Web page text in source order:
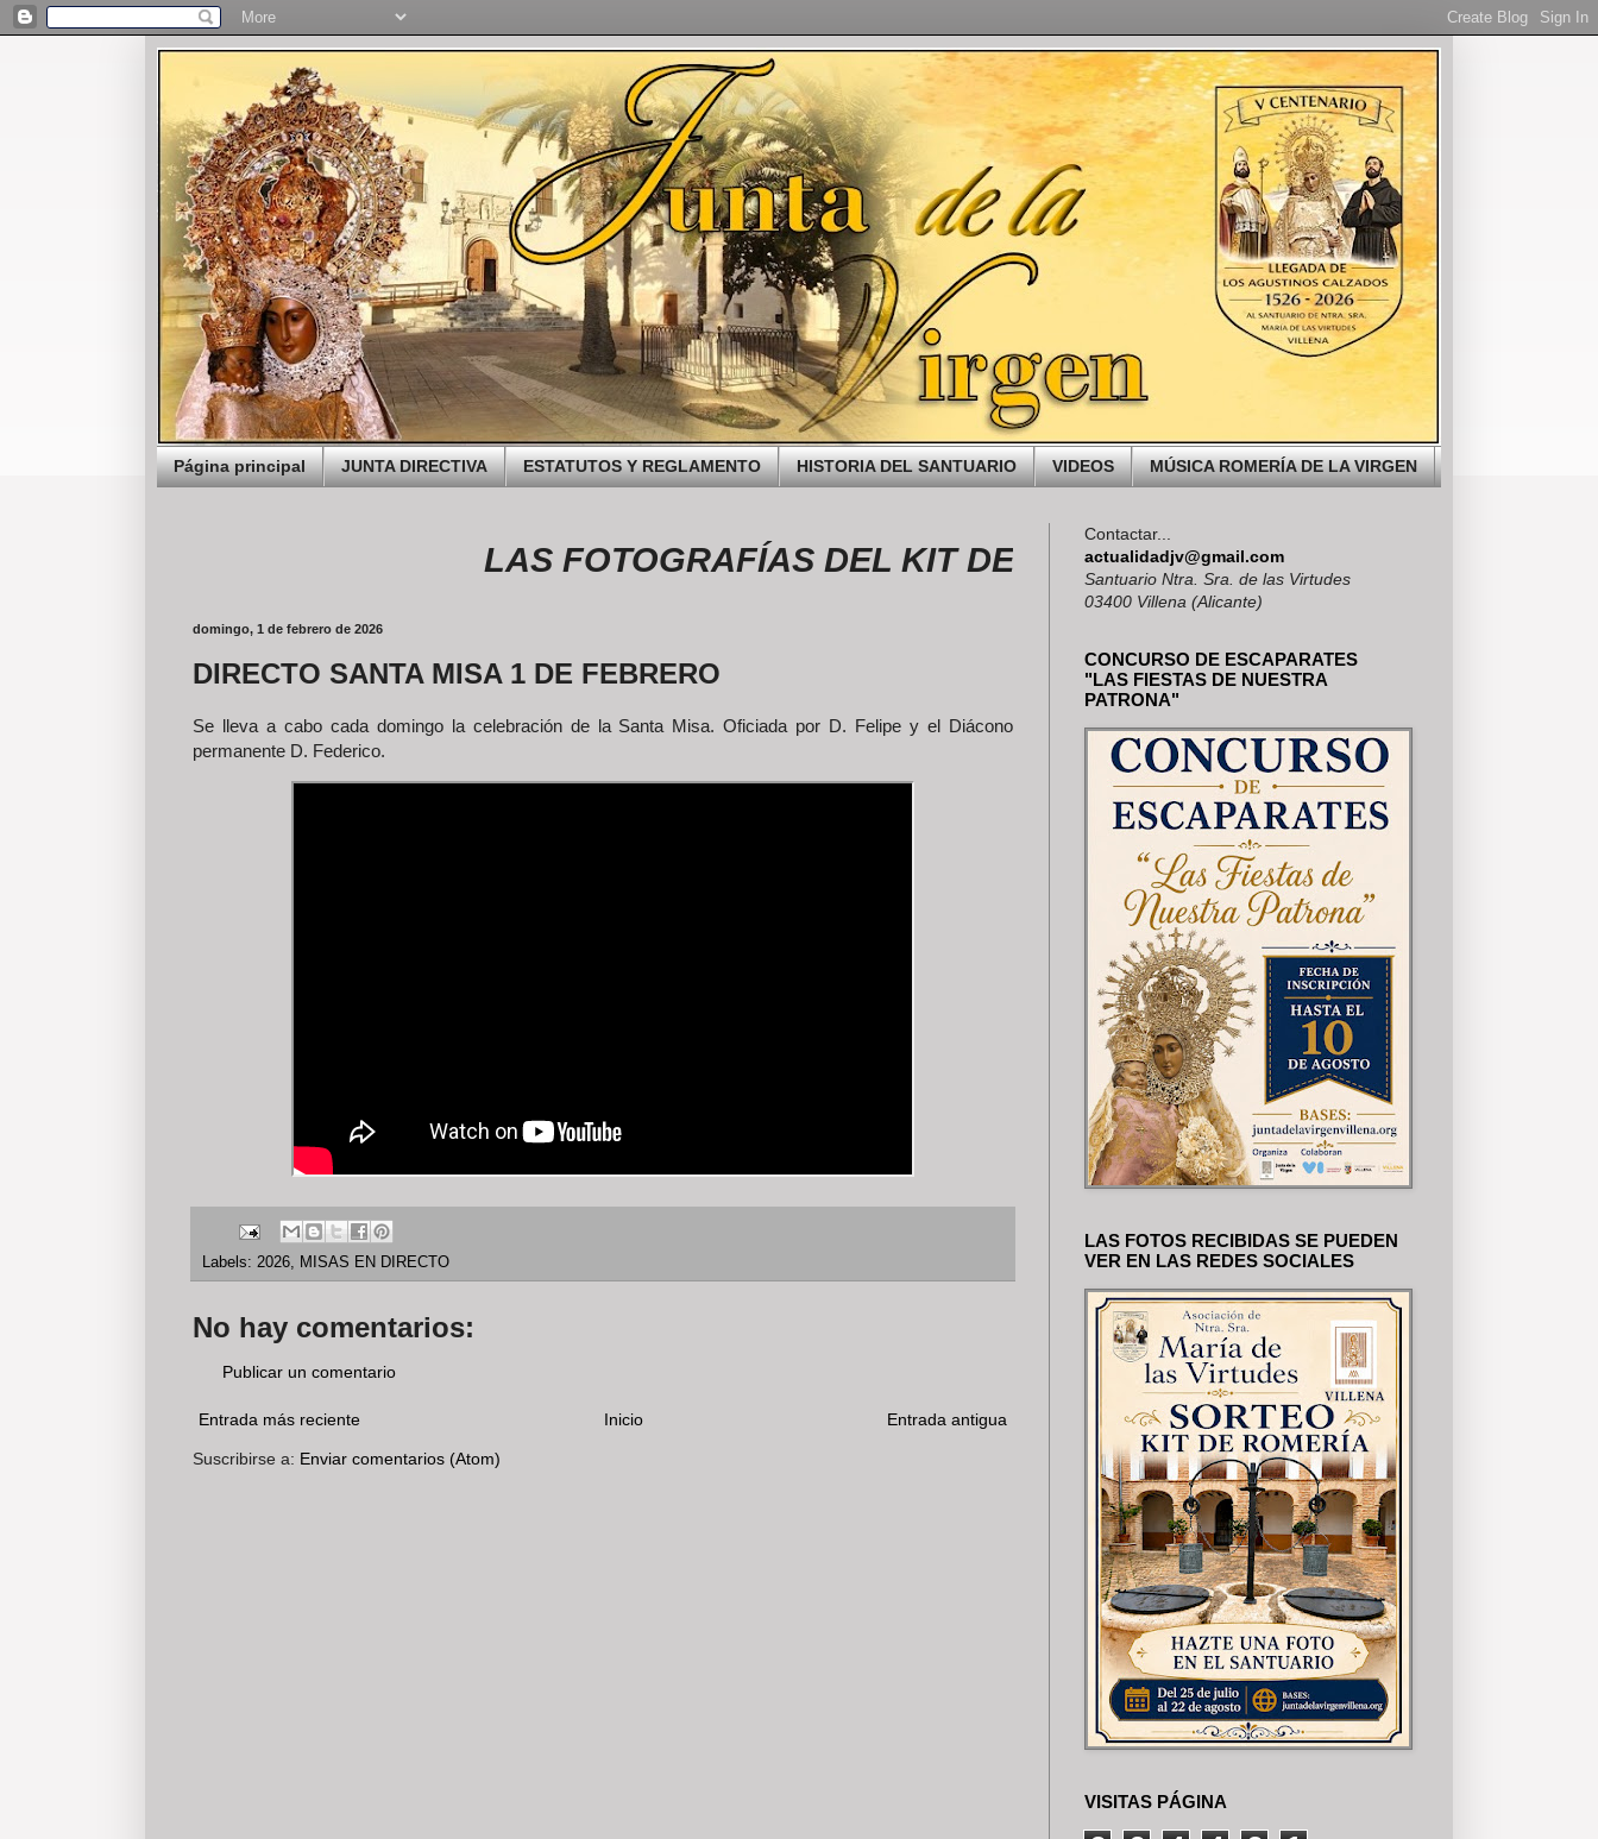
Página principal JUNTA DIRECTIVA ESTATUTOS Y REGLAMENTO HISTORIA DEL SANTUARIO VIDEOS MÚSICA ROMERÍA DE LA VIRGEN
LAS FOTOGRAFÍAS DEL KIT DE LA ROMERÍA, SE PUEDEN VER EN
domingo, 1 de febrero de 2026
DIRECTO SANTA MISA 1 DE FEBRERO
Se lleva a cabo cada domingo la celebración de la Santa Misa. Oficiada por D. Felipe y el Diácono
permanente D. Federico.
Labels: 2026, MISAS EN DIRECTO
No hay comentarios:
Publicar un comentario
Entrada más reciente Entrada antigua
Inicio
Suscribirse a: Enviar comentarios (Atom)
Contactar...
actualidadjv@gmail.com
Santuario Ntra. Sra. de las Virtudes
03400 Villena (Alicante)
CONCURSO DE ESCAPARATES
"LAS FIESTAS DE NUESTRA
PATRONA"
LAS FOTOS RECIBIDAS SE PUEDEN
VER EN LAS REDES SOCIALES
VISITAS PÁGINA